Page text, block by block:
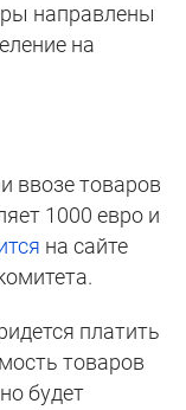
направлены
на
ввозе товаров
1000 евро и
на сайте
платить
товаров
будет